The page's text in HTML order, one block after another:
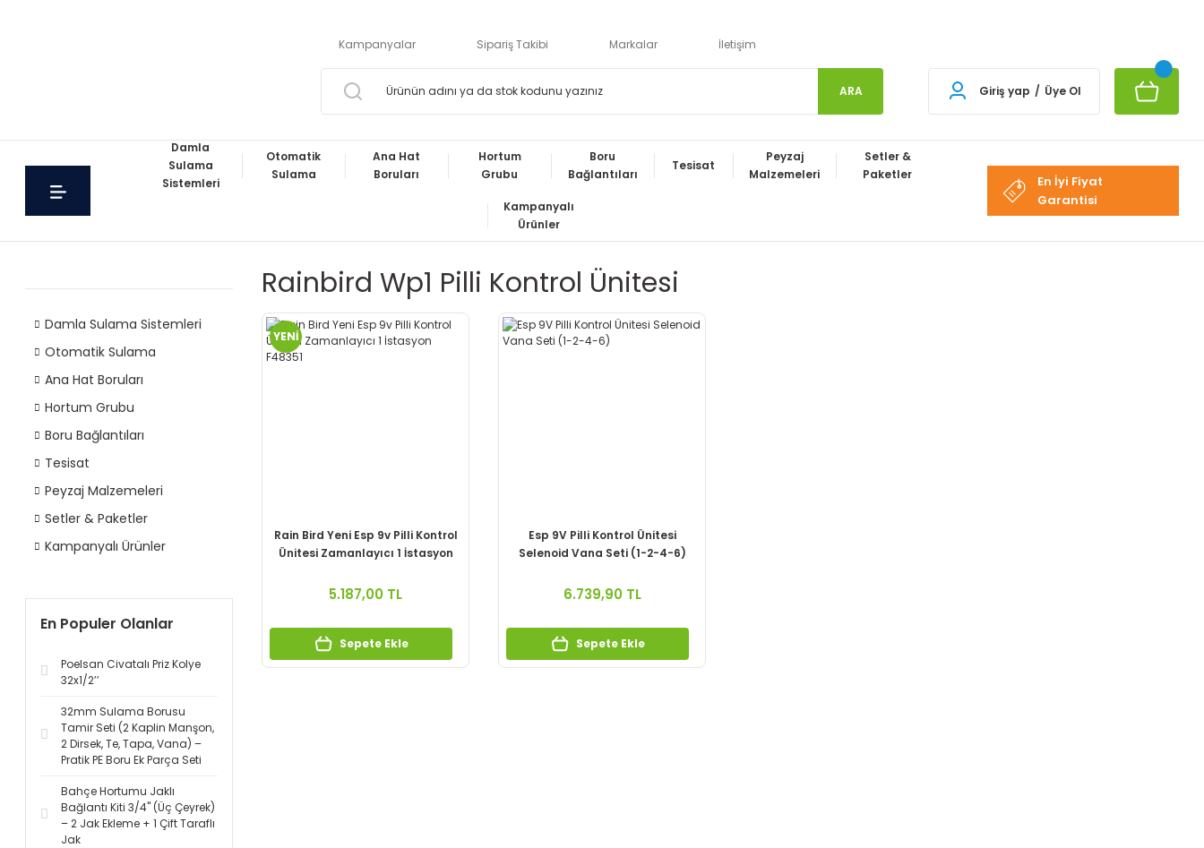
Kampanyalar Sipariş Takibi Markalar İletişim
ARA Giriş yap / Üye Ol
Damla
Sulama
Sistemleri
Otomatik
Sulama
Ana Hat
Boruları
Hortum
Grubu
Boru
Bağlantıları
Tesisat
Peyzaj
Malzemeleri
Setler &
Paketler
Kampanyalı
Ürünler
En İyi Fiyat
Garantisi
Damla Sulama Sistemleri
Otomatik Sulama
Ana Hat Boruları
Hortum Grubu
Boru Bağlantıları
Tesisat
Peyzaj Malzemeleri
Setler & Paketler
Kampanyalı Ürünler
En Populer Olanlar
Poelsan Civatalı Priz Kolye
32x1/2’’
32mm Sulama Borusu
Tamir Seti (2 Kaplin Manşon,
2 Dirsek, Te, Tapa, Vana) –
Pratik PE Boru Ek Parça Seti
Bahçe Hortumu Jaklı
Bağlantı Kiti 3/4'' (Üç Çeyrek)
– 2 Jak Ekleme + 1 Çift Taraflı
Jak
Rainbird Wp1 Pilli Kontrol Ünitesi
YENİ
Rain Bird Yeni Esp 9v Pilli Kontrol
Ünitesi Zamanlayıcı 1 İstasyon
5.187,00 TL
Sepete Ekle
Esp 9V Pilli Kontrol Ünitesi
Selenoid Vana Seti (1-2-4-6)
6.739,90 TL
Sepete Ekle